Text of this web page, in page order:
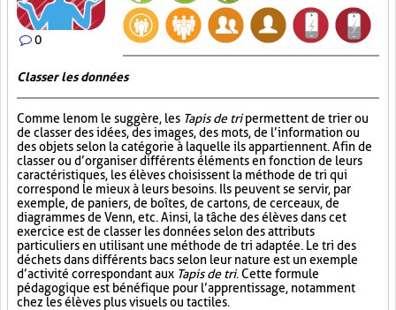
0
Classer les données
Comme le nom le suggère, les Tapis de tripermettent de trier ou
de classer des idées, des images, des mots, de l’information ou
des objets selon la catégorie à laquelle ils appartiennent. Afin de
classer ou d’organiser différents éléments en fonction de leurs
caractéristiques, les élèves choisissent la méthode de tri qui
correspond le mieux à leurs besoins. Ils peuvent se servir, par
exemple, de paniers, de boîtes, de cartons, de cerceaux, de
diagrammes de Venn, etc. Ainsi, la tâche des élèves dans cet
exercice est de classer les données selon des attributs
particuliers en utilisant une méthode de tri adaptée. Le tri des
déchets dans différents bacs selon leur nature est un exemple
d’activité correspondant aux Tapis de tri. Cette formule
pédagogique est bénéfique pour l’apprentissage, notamment
chez les élèves plus visuels ou tactiles.